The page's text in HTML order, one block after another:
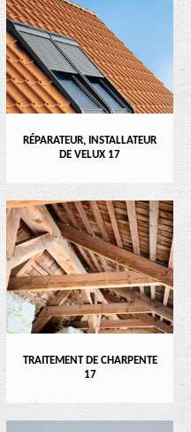
RÉPARATEUR, INSTALLATEUR
DE VELUX 17
TRAITEMENT DE CHARPENTE
17